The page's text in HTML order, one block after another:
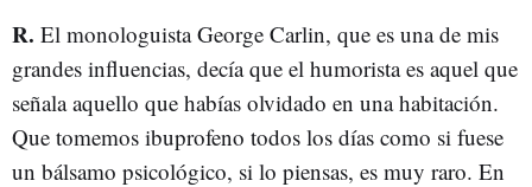
R. El monologuista George Carlin, que es una de mis
grandes influencias, decía que el humorista es aquel que
señala aquello que habías olvidado en una habitación.
Que tomemos ibuprofeno todos los días como si fuese
un bálsamo psicológico, si lo piensas, es muy raro. En